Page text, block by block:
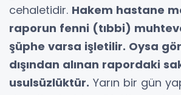
cehaletidir. Hakem hastane
raporun fenni (tıbbi)
şüphe varsa işletilir. Oysa
dışından alınan rapordaki
usulsüzlüktür. Yarın bir gün